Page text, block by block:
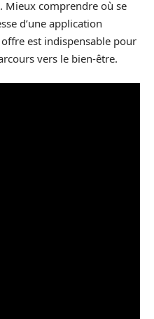
Mieux comprendre où se
d’une application
est indispensable pour
vers le bien-être.